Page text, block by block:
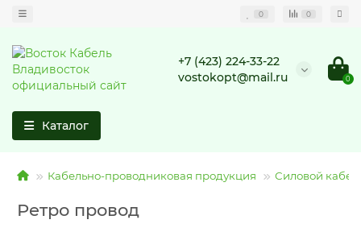
0 0
+7 (423) 224-33-22
vostokopt@mail.ru
0
Каталог
Кабельно-проводниковая продукция Силовой
Ретро провод